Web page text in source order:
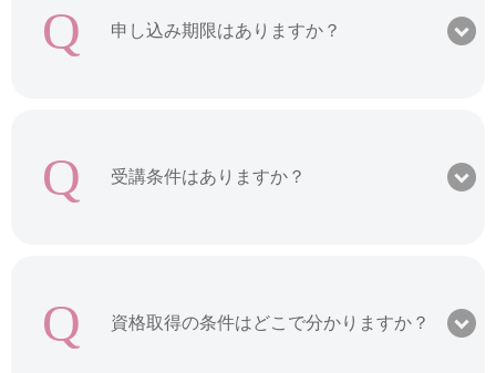
Q 申し込み期限はありますか？
Q 受講条件はありますか？
Q 資格取得の条件はどこで分かりますか？